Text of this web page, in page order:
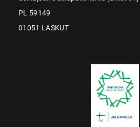
PL 59149
01051 LASKUT